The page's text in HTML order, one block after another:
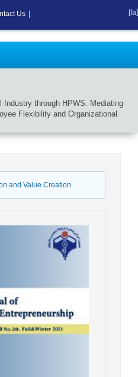
Industry through HPWS: Mediating
Flexibility and Organizational
and Value Creation
Us [fa]